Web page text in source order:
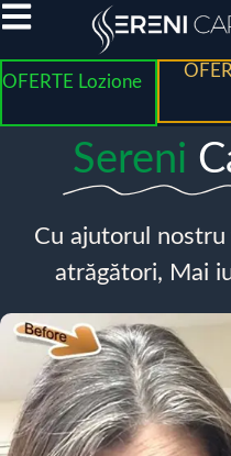
OFERTE Lozione
Sereni
Cu ajutorul
atrăgători, Mai